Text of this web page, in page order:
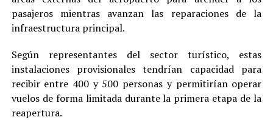
pasajeros mientras avanzan las reparaciones de la
infraestructura principal.
Según representantes del sector turístico, estas
instalaciones provisionales tendrían capacidad para
recibir entre 400 y 500 personas y permitirían operar
vuelos de forma limitada durante la primera etapa de la
reapertura.